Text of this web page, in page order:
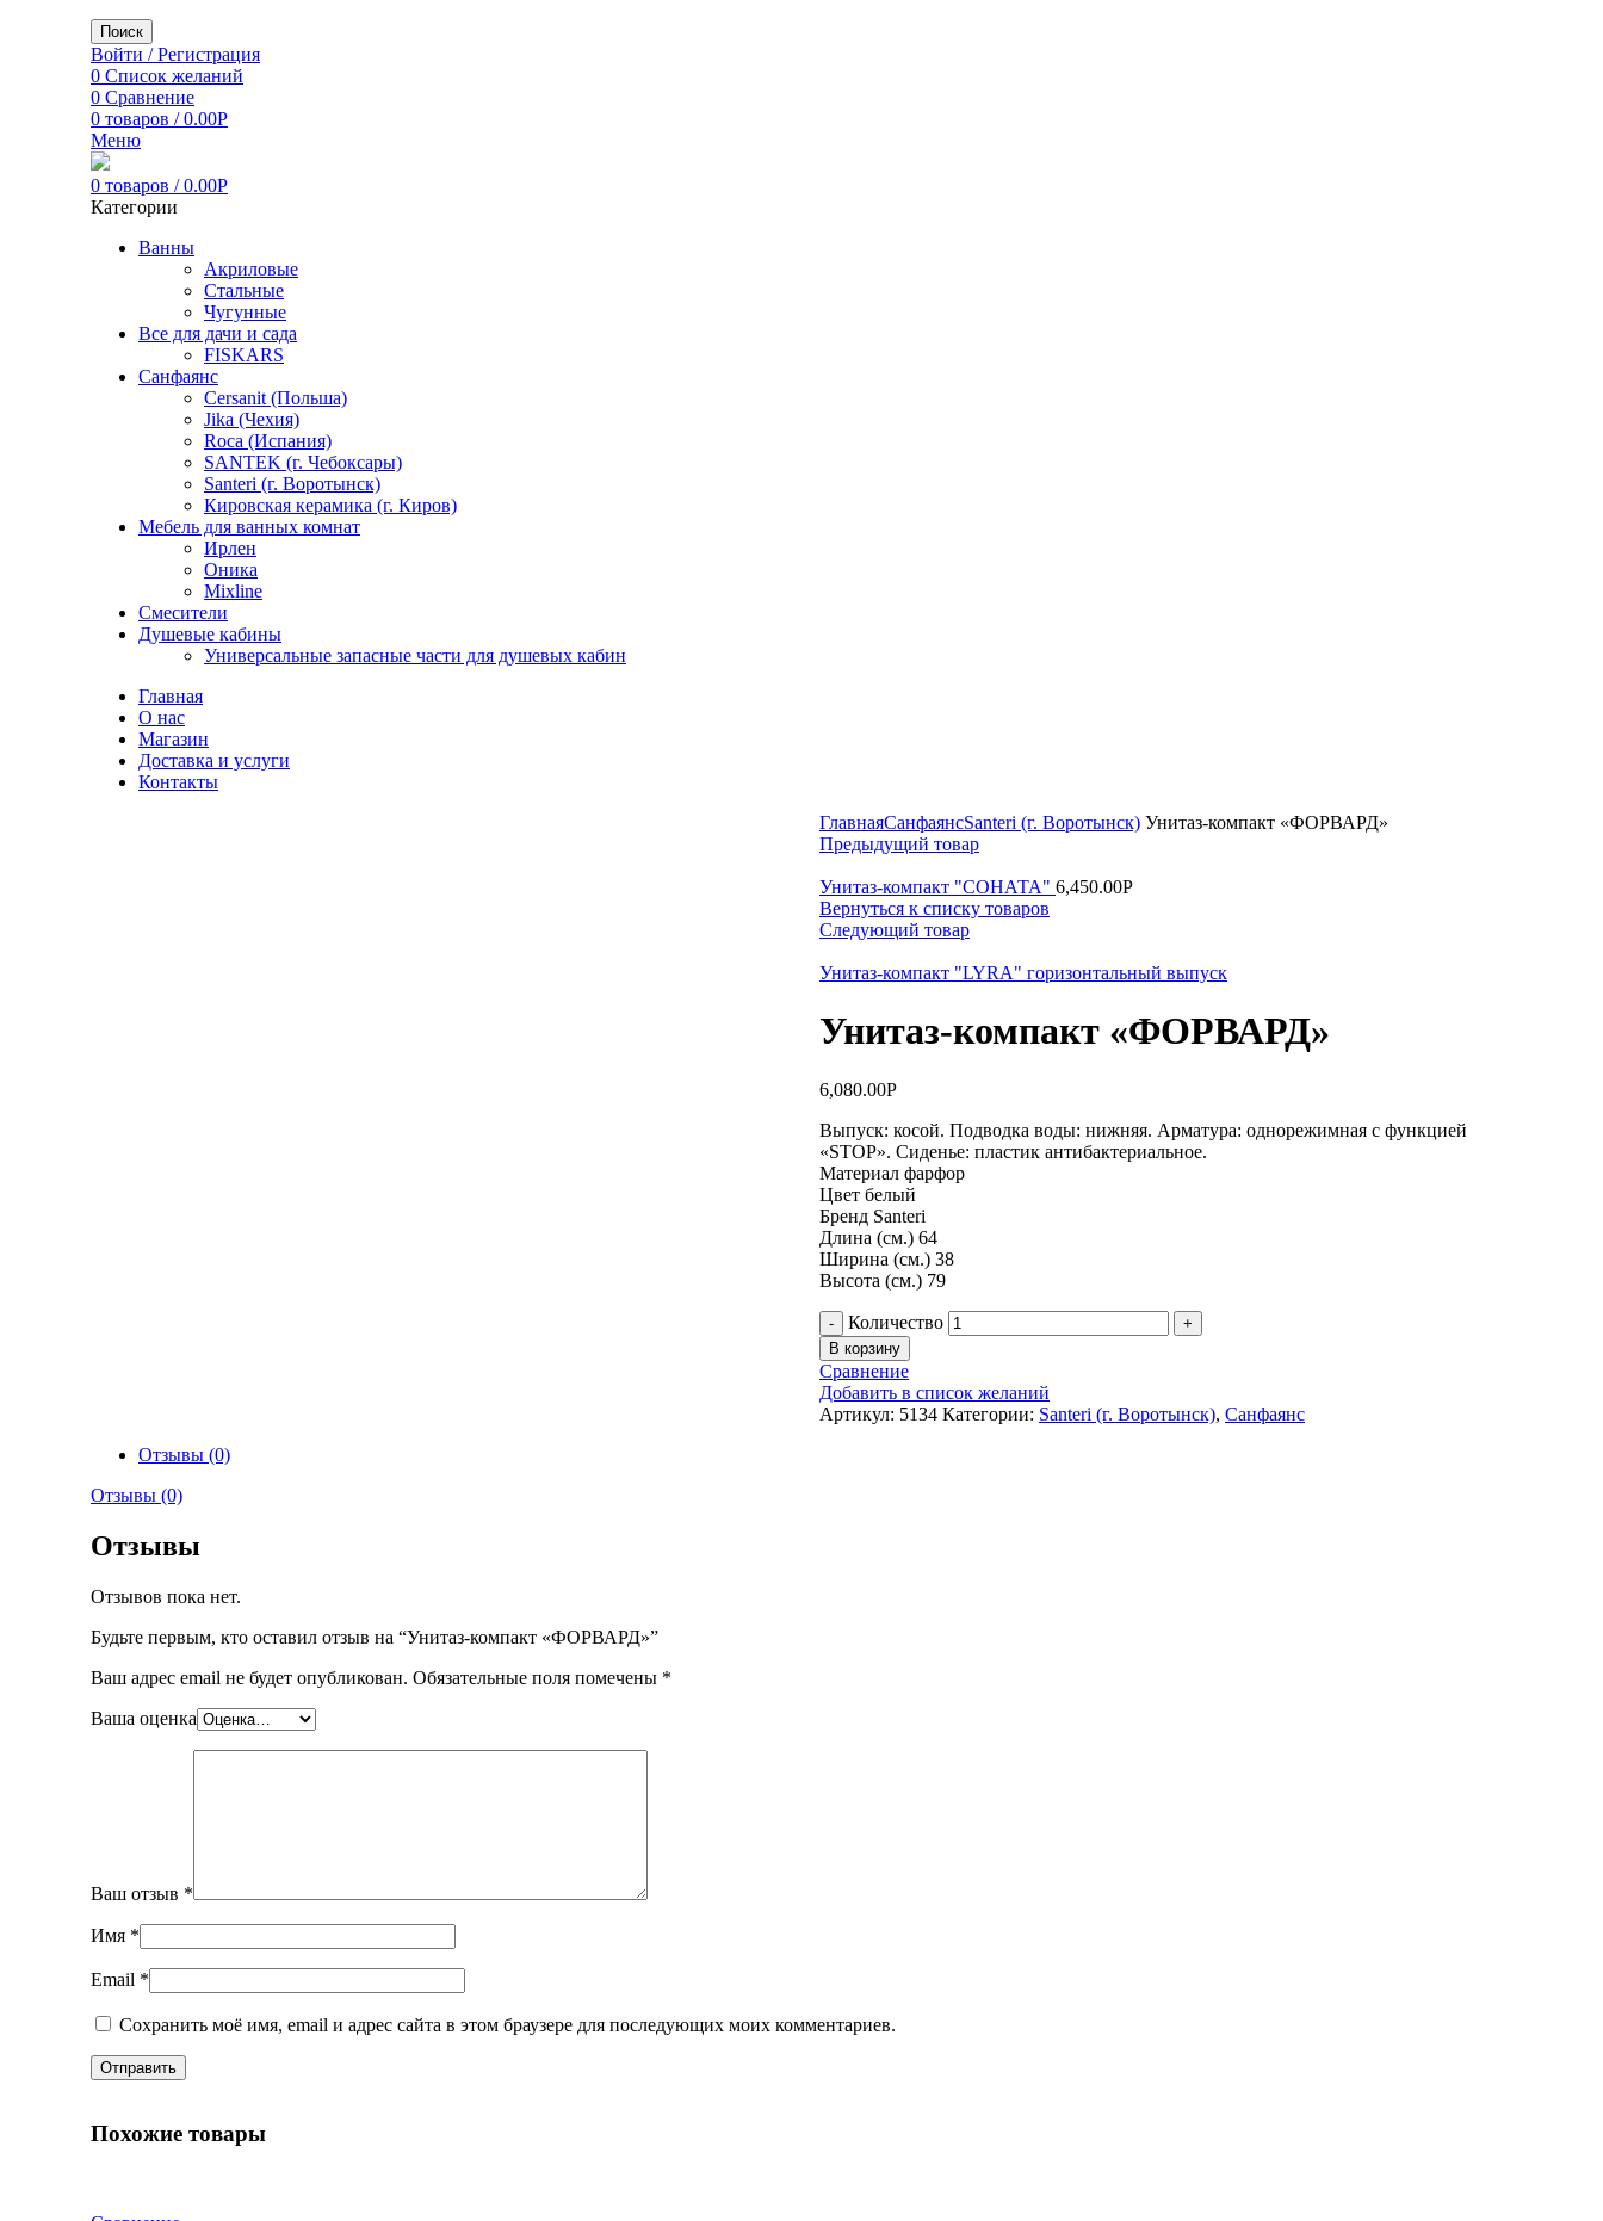
Поиск
Войти / Регистрация
0 Список желаний
0 Сравнение
0 товаров / 0.00Р
Меню
0 товаров / 0.00Р
Категории
Ванны
Акриловые
Стальные
Чугунные
Все для дачи и сада
FISKARS
Санфаянс
Cersanit (Польша)
Jika (Чехия)
Roca (Испания)
SANTEK (г. Чебоксары)
Santeri (г. Воротынск)
Кировская керамика (г. Киров)
Мебель для ванных комнат
Ирлен
Оника
Mixline
Смесители
Душевые кабины
Универсальные запасные части для душевых кабин
Главная
О нас
Магазин
Доставка и услуги
Контакты
ГлавнаяСанфаянсSanteri (г. Воротынск) Унитаз-компакт «ФОРВАРД»
Предыдущий товар
Унитаз-компакт "СОНАТА" 6,450.00Р
Вернуться к списку товаров
Следующий товар
Унитаз-компакт "LYRA" горизонтальный выпуск
Унитаз-компакт «ФОРВАРД»
6,080.00Р
Выпуск: косой. Подводка воды: нижняя. Арматура: однорежимная с функцией
«STOP». Сиденье: пластик антибактериальное.
Материал фарфор
Цвет белый
Бренд Santeri
Длина (см.) 64
Ширина (см.) 38
Высота (см.) 79
Количество
В корзину
Сравнение
Добавить в список желаний
Артикул: 5134 Категории: Santeri (г. Воротынск), Санфаянс
Отзывы (0)
Отзывы (0)
Отзывы
Отзывов пока нет.
Будьте первым, кто оставил отзыв на “Унитаз-компакт «ФОРВАРД»”
Ваш адрес email не будет опубликован. Обязательные поля помечены *
Ваша оценка
Ваш отзыв *
Имя *
Email *
Сохранить моё имя, email и адрес сайта в этом браузере для последующих моих комментариев.
Похожие товары